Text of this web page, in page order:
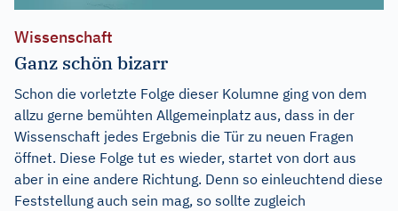
Wissenschaft
Ganz schön bizarr
Schon die vorletzte Folge dieser Kolumne ging von dem
allzu gerne bemühten Allgemeinplatz aus, dass in der
Wissenschaft jedes Ergebnis die Tür zu neuen Fragen
öffnet. Diese Folge tut es wieder, startet von dort aus
aber in eine andere Richtung. Denn so einleuchtend diese
Feststellung auch sein mag, so sollte zugleich